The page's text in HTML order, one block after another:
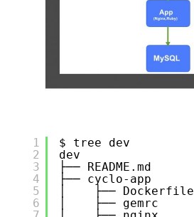
1
2
3
4
5
6
$ tree dev
dev
├── README.md
├── cyclo-app
│    ├── Dockerfile
│    ├── gemrc